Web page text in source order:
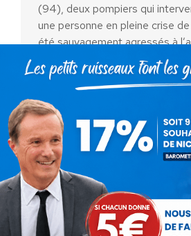
(94), deux pompiers qui
une personne en pleine crise
été sauvagement agressés à
Malheureusement, nous